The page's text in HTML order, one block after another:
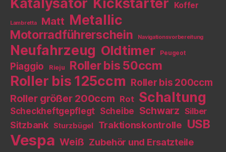
Koffer
Lambretta Matt Metallic
Motorradführerschein Navigationsvorbereitung
Neufahrzeug Oldtimer Peugeot
Piaggio Rieju Roller bis 50ccm
Roller bis 125ccm Roller bis 200ccm
Roller größer 200ccm Rot Schaltung
Scheckheftgepflegt Scheibe Schwarz Silber
Sitzbank Sturzbügel Traktionskontrolle USB
Vespa Weiß Zubehör und Ersatzteile